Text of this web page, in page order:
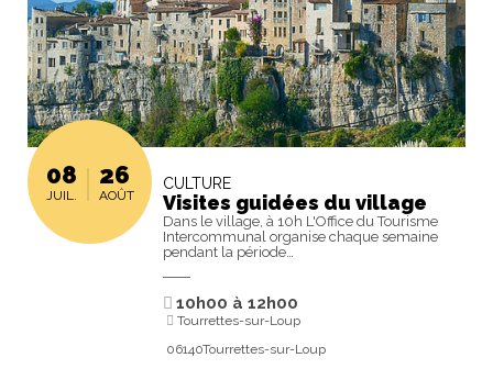
08
JUIL.
26
AOÛT
CULTURE
Visites guidées du village
Dans le village, à 10h L'Office du Tourisme
Intercommunal organise chaque semaine
pendant la période…
10h00 à 12h00
Tourrettes-sur-Loup
06140Tourrettes-sur-Loup